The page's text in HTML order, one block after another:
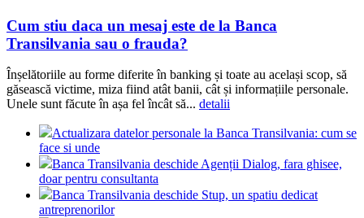
Cum stiu daca un mesaj este de la Banca
Transilvania sau o frauda?
Înșelătoriile au forme diferite în banking și toate au același scop, să
găsească victime, miza fiind atât banii, cât și informațiile personale.
Unele sunt făcute în așa fel încât să... detalii
Actualizara datelor personale la Banca Transilvania: cum se
face si unde
Banca Transilvania deschide Agenții Dialog, fara ghisee,
doar pentru consultanta
Banca Transilvania deschide Stup, un spatiu dedicat
antreprenorilor